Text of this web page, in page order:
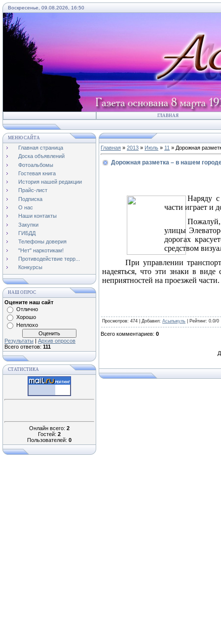
Воскресенье, 09.08.2026, 16:50
ГЛАВНАЯ
МЕНЮ САЙТА
Главная страница
Доска объявлений
Фотоальбомы
Гостевая книга
История нашей редакции
Прайс-лист
Подписка
О нас
Наши контакты
Закупки
ГИБДД
Телефоны доверия
"Нет" наркотикам!
Противодействие терр...
Конкурсы
НАШ ОПРОС
Оцените наш сайт
Отлично
Хорошо
Неплохо
Результаты | Архив опросов
Всего ответов: 111
СТАТИСТИКА
Онлайн всего: 2
Гостей: 2
Пользователей: 0
Главная » 2013 » Июль » 11 » Дорожная
Дорожная разметка – в нашем
Наряду
части играет и
Пожалуй,
улицы
дорогах
средством
При управлении
надеяться, что эти знаки в
неприятностей на проезжей части.
Просмотров: 474 | Добавил: Асылыкуль Рейтинг: 0.0/0
Всего комментариев: 0